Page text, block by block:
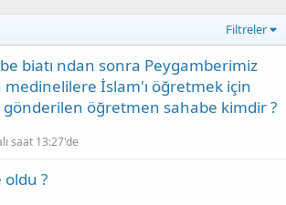
Filtreler
biatı ndan sonra Peygamberimiz
medinelilere İslam'ı öğretmek için
öğretmen sahabe kimdir ?
saat 13:27'de
oldu ?